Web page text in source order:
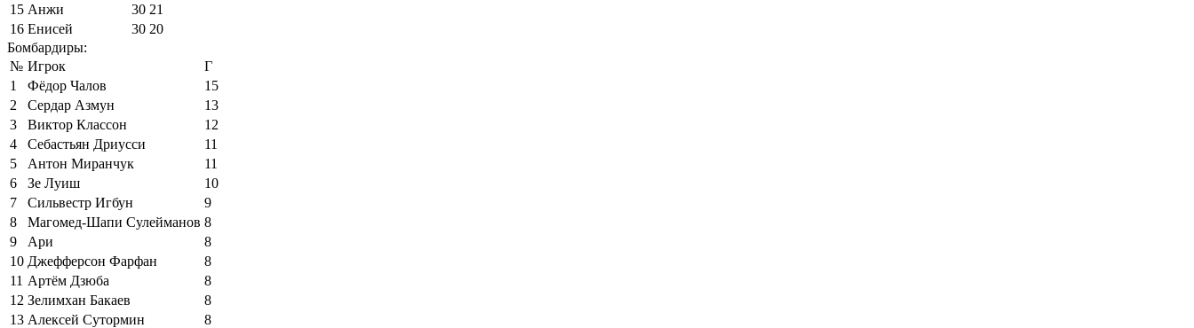
15 Анжи 30 21
16 Енисей 30 20
Бомбардиры:
№ Игрок
Г
1
Фёдор Чалов
15
2
Сердар Азмун
13
3
Виктор Классон
12
4
Себастьян Дриусси
11
5
Антон Миранчук
11
6
Зе Луиш
10
7
Сильвестр Игбун
9
8
Магомед-Шапи Сулейманов 8
9
Ари
8
10 Джефферсон Фарфан
8
11 Артём Дзюба
8
12 Зелимхан Бакаев
8
13 Алексей Сутормин
8